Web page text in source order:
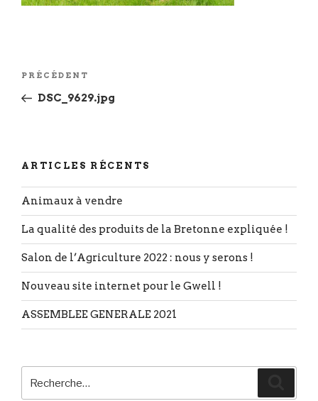
Navigation
l’article
Article
précédent
PRÉCÉDENT
DSC_9629.jpg
ARTICLES RÉCENTS
Animaux à vendre
La qualité des produits de la Bretonne expliquée !
Salon de l’Agriculture 2022 : nous y serons !
Nouveau site internet pour le Gwell !
ASSEMBLEE GENERALE 2021
pour